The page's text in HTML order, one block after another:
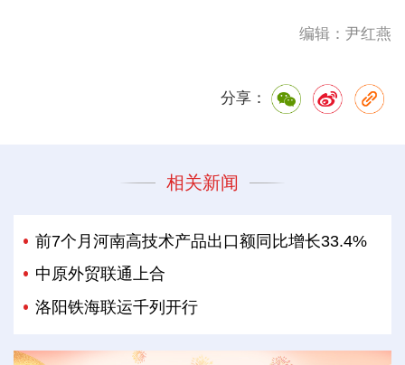
编辑：尹红燕
分享：
相关新闻
前7个月河南高技术产品出口额同比增长33.4%
中原外贸联通上合
洛阳铁海联运千列开行